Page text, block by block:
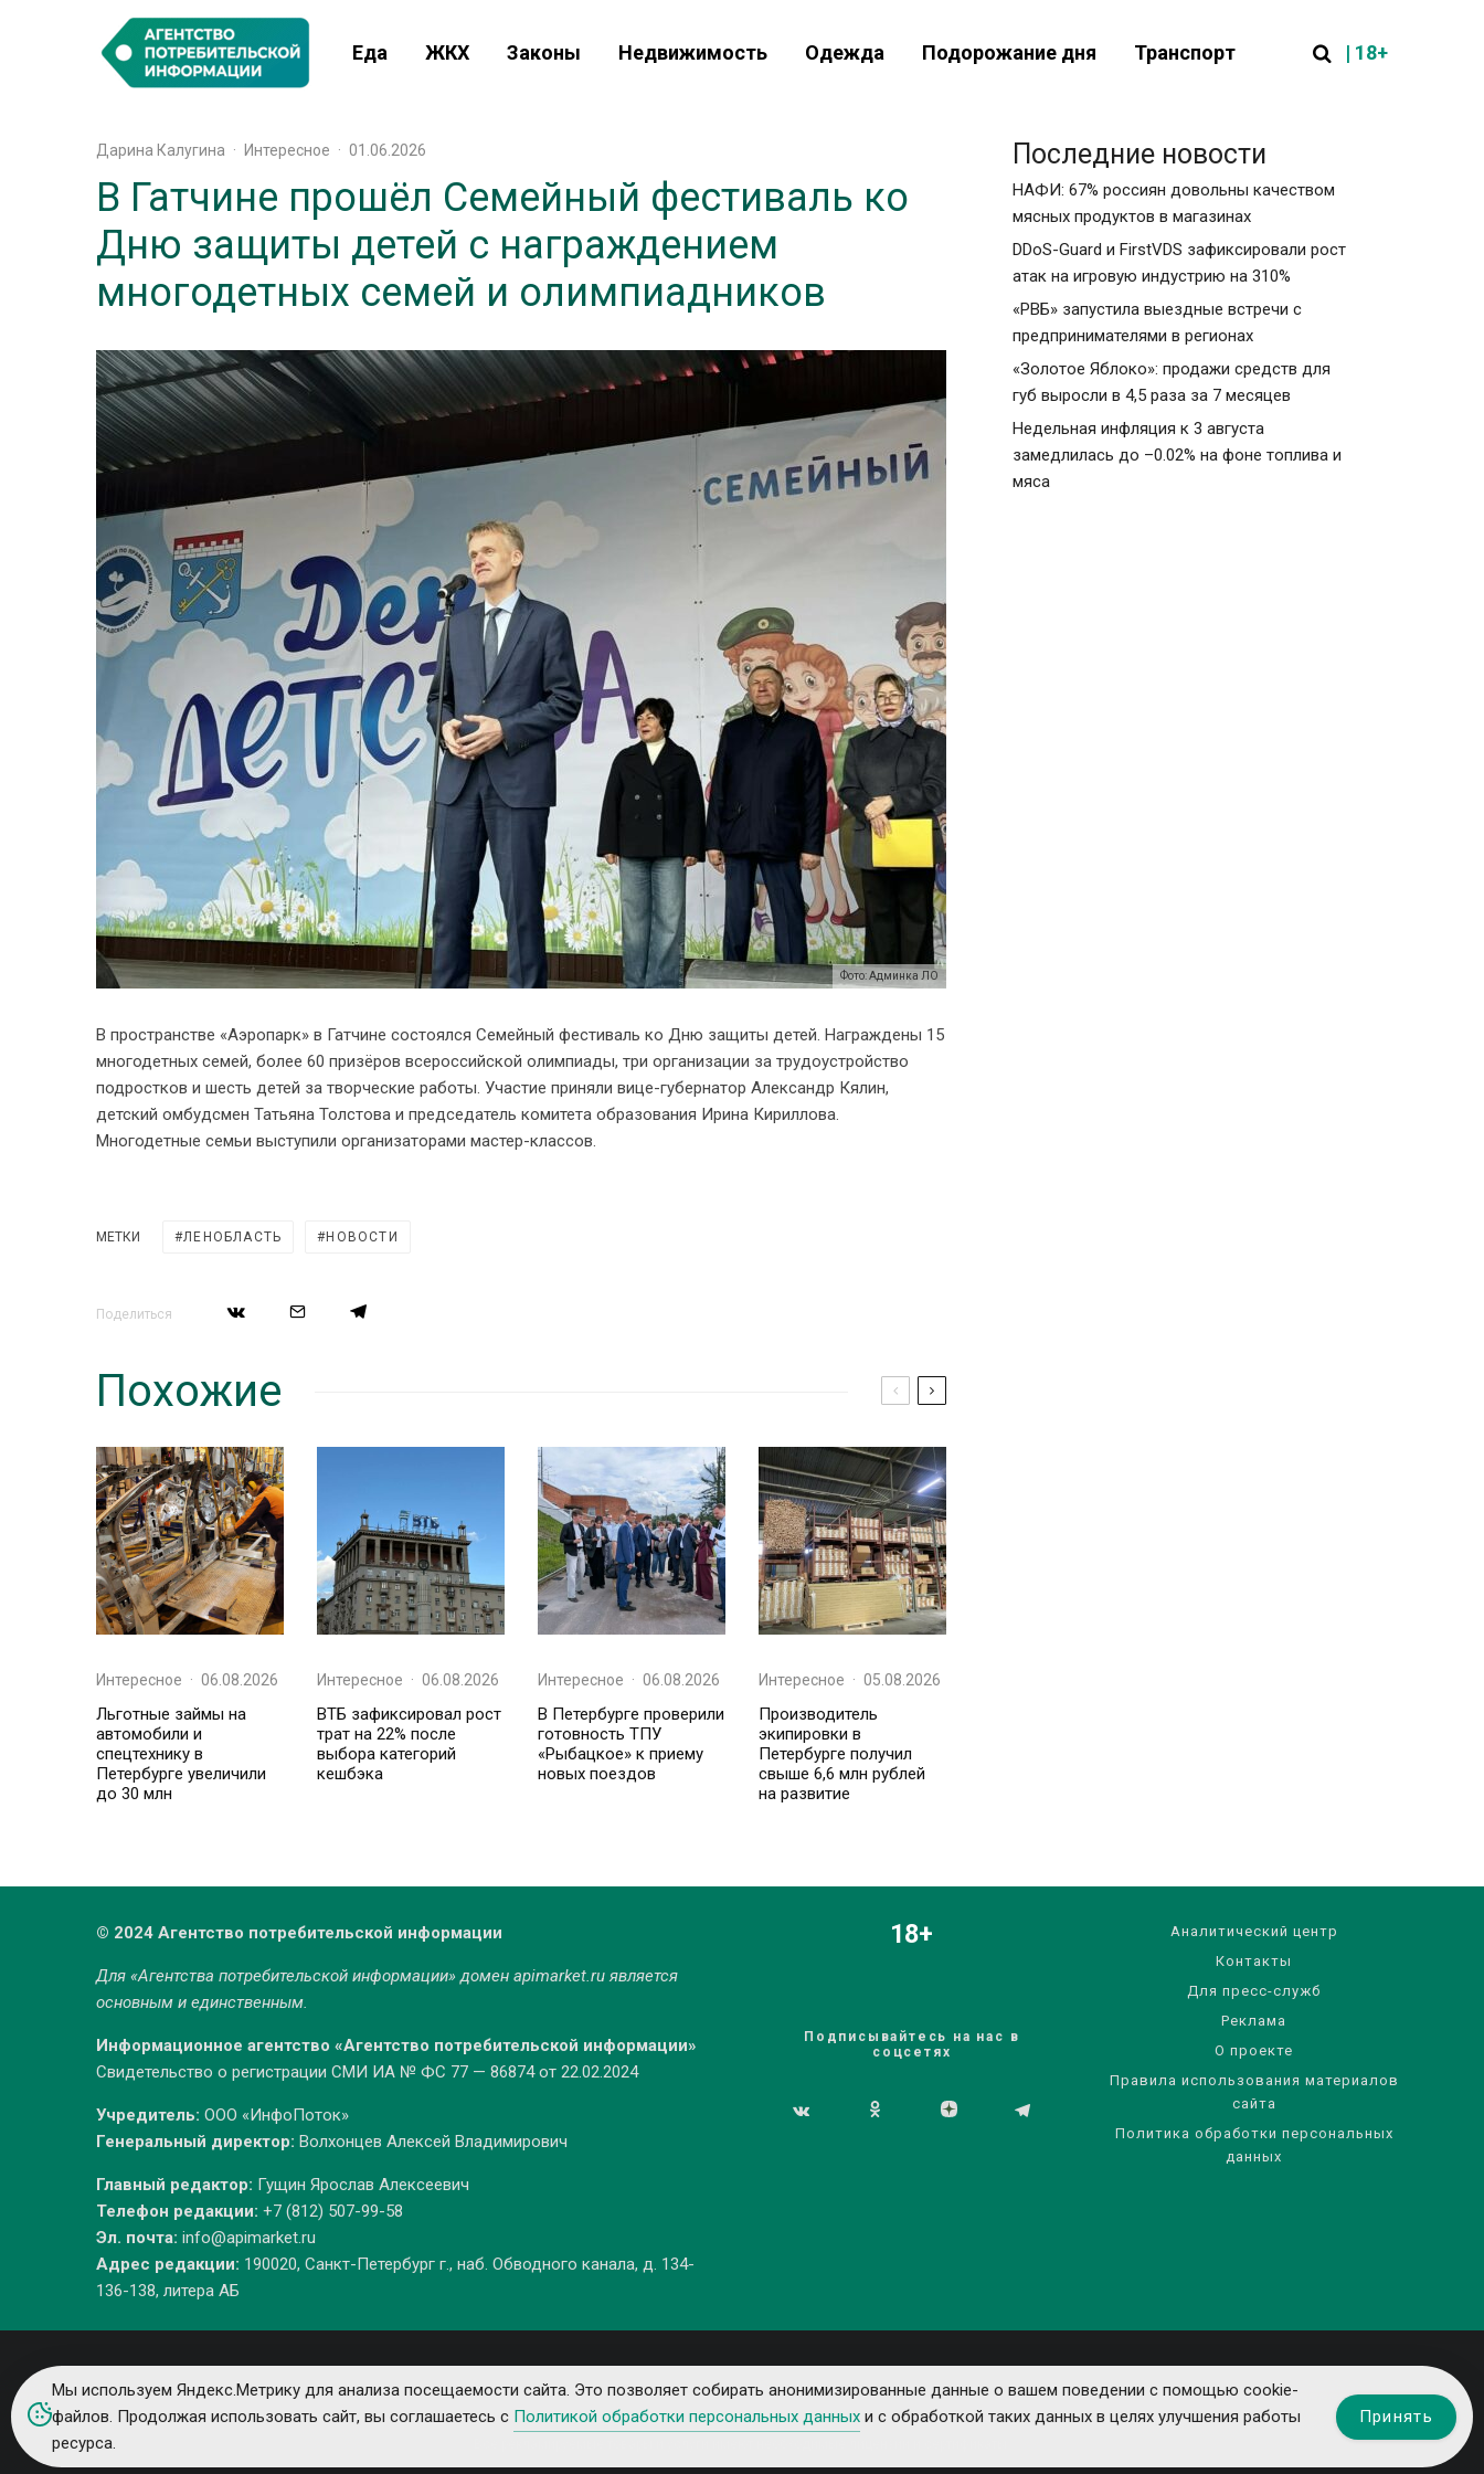
Еда ЖКХ Законы Недвижимость Одежда Подорожание дня Транспорт | 18+
Дарина Калугина · Интересное · 01.06.2026
В Гатчине прошёл Семейный фестиваль ко
Дню защиты детей с награждением
многодетных семей и олимпиадников
Фото: Админка ЛО
В пространстве «Аэропарк» в Гатчине состоялся Семейный фестиваль ко Дню защиты детей. Награждены 15
многодетных семей, более 60 призёров всероссийской олимпиады, три организации за трудоустройство
подростков и шесть детей за творческие работы. Участие приняли вице-губернатор Александр Кялин,
детский омбудсмен Татьяна Толстова и председатель комитета образования Ирина Кириллова.
Многодетные семьи выступили организаторами мастер-классов.
МЕТКИ ЛЕНОБЛАСТЬ НОВОСТИ
Поделиться
Похожие
Интересное · 06.08.2026
Льготные займы на
автомобили и
спецтехнику в
Петербурге увеличили
до 30 млн
Интересное · 06.08.2026
ВТБ зафиксировал рост
трат на 22% после
выбора категорий
кешбэка
Интересное · 06.08.2026
В Петербурге проверили
готовность ТПУ
«Рыбацкое» к приему
новых поездов
Интересное · 05.08.2026
Производитель
экипировки в
Петербурге получил
свыше 6,6 млн рублей
на развитие
Последние новости
НАФИ: 67% россиян довольны качеством
мясных продуктов в магазинах
DDoS-Guard и FirstVDS зафиксировали рост
атак на игровую индустрию на 310%
«РВБ» запустила выездные встречи с
предпринимателями в регионах
«Золотое Яблоко»: продажи средств для
губ выросли в 4,5 раза за 7 месяцев
Недельная инфляция к 3 августа
замедлилась до –0.02% на фоне топлива и
мяса
© 2024 Агентство потребительской информации
Для «Агентства потребительской информации» домен apimarket.ruявляется
основным и единственным.
Информационное агентство «Агентство потребительской информации»
Свидетельство о регистрации СМИ ИА № ФС 77 — 86874 от 22.02.2024
Учредитель: ООО «ИнфоПоток»
Генеральный директор: Волхонцев Алексей Владимирович
Главный редактор: Гущин Ярослав Алексеевич
Телефон редакции: +7 (812) 507-99-58
Эл. почта: info@apimarket.ru
Адрес редакции: 190020, Санкт-Петербург г., наб. Обводного канала, д. 134-
136-138, литера АБ
18+
Подписывайтесь на нас в
соцсетях
Аналитический центр
Контакты
Для пресс-служб
Реклама
О проекте
Правила использования материалов
сайта
Политика обработки персональных
данных
Мы используем Яндекс.Метрику для анализа посещаемости сайта. Это позволяет собирать анонимизированные данные о вашем поведении с помощью cookie-
файлов. Продолжая использовать сайт, вы соглашаетесь с Политикой обработки персональных данных и с обработкой таких данных в целях улучшения работы
ресурса.
Принять